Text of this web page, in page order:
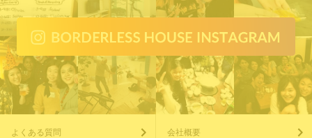
よくある質問 会社概要